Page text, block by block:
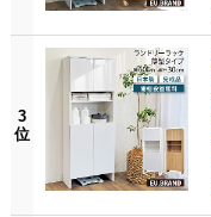
3
位